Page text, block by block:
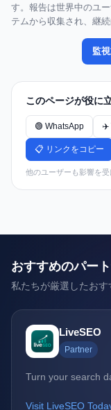
す。報告は世界中のユ
テムから収集され、継
監
このページが役に
🟢 WhatsApp ✈️
📋 リンクをコピー
他のユーザーも影響を
おすすめのパー
私たちが厳選したおす
LiveSEO
Partner
Turn your search
Visit LiveSEO